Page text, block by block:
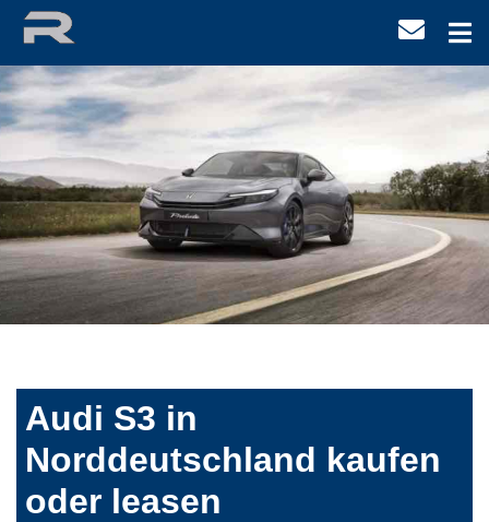
Audi S3 in
Norddeutschland kaufen
oder leasen